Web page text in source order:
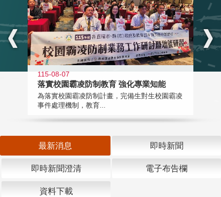
115-08-07
落實校園霸凌防制教育 強化專業知能
為落實校園霸凌防制計畫，完備生對生校園霸凌
事件處理機制，教育...
最新消息 即時新聞
即時新聞澄清 電子布告欄
資料下載